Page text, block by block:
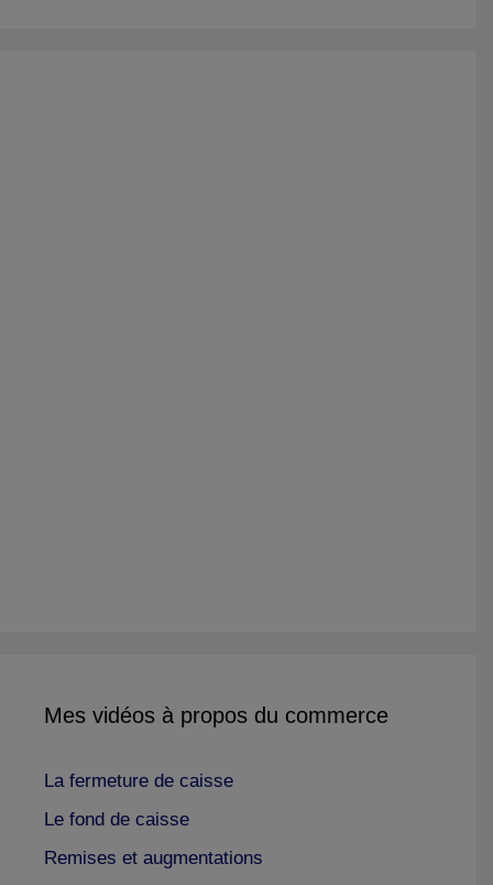
Mes vidéos à propos du commerce
La fermeture de caisse
Le fond de caisse
Remises et augmentations